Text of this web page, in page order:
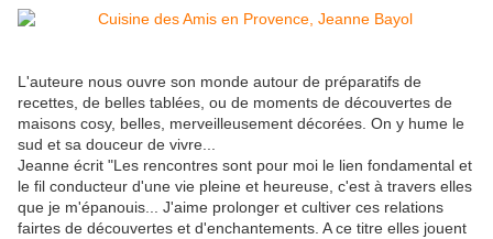
L'auteure nous ouvre son monde autour de préparatifs de
recettes, de belles tablées, ou de moments de découvertes de
maisons cosy, belles, merveilleusement décorées. On y hume le
sud et sa douceur de vivre...
Jeanne écrit "Les rencontres sont pour moi le lien fondamental et
le fil conducteur d'une vie pleine et heureuse, c'est à travers elles
que je m'épanouis... J'aime prolonger et cultiver ces relations
fairtes de découvertes et d'enchantements. A ce titre elles jouent